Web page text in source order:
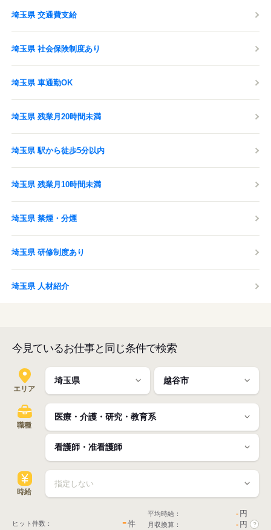
埼玉県 交通費支給
埼玉県 社会保険制度あり
埼玉県 車通勤OK
埼玉県 残業月20時間未満
埼玉県 駅から徒歩5分以内
埼玉県 残業月10時間未満
埼玉県 禁煙・分煙
埼玉県 研修制度あり
埼玉県 人材紹介
今見ているお仕事と同じ条件で検索
エリア
職種
時給
ヒット件数： -件
平均時給： - 円
月収換算： - 円 ?